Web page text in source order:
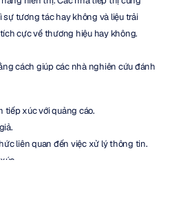
sự tương tác hay không và liệu trải
cực về thương hiệu hay không.
cách giúp các nhà nghiên cứu đánh
tiếp xúc với quảng cáo.
liên quan đến việc xử lý thông tin.